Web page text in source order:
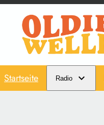
Startseite Radio